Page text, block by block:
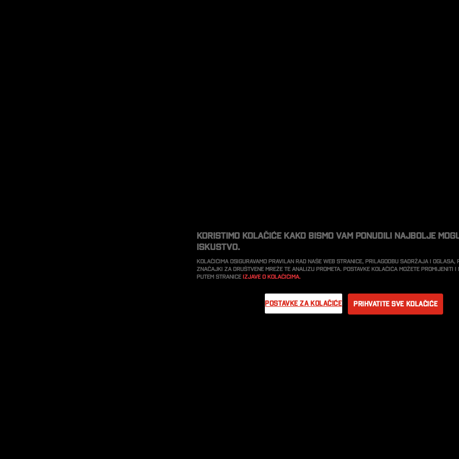
Koristimo kolačiće kako bismo vam ponudili najbolje
iskustvo.
Kolačićima osiguravamo pravilan rad naše web stranice, prilagodbu sadržaja i oglasa,
značajki za društvene mreže te analizu prometa. Postavke kolačića možete promijeniti i
putem stranice Izjave o kolačićima.
Postavke za kolačiće Prihvatite sve kolačiće